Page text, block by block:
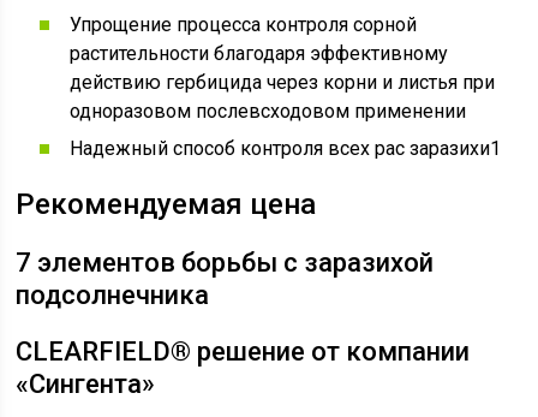
Упрощение процесса контроля сорной
растительности благодаря эффективному
действию гербицида через корни и листья при
одноразовом послевсходовом применении
Надежный способ контроля всех рас заразихи1
Рекомендуемая цена
7 элементов борьбы с заразихой
подсолнечника
CLEARFIELD® решение от компании
«Сингента»